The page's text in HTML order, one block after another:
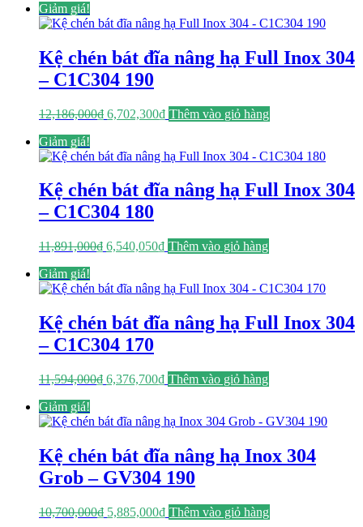
13,110,000₫.
là:
Giảm giá!
Kệ chén bát đĩa nâng hạ Full Inox 304
– C1C304 190
12,186,000₫ Giá
12,186,000₫.
6,702,300₫Giá
là:
Thêm vào giỏ hàng
Giảm giá!
Kệ chén bát đĩa nâng hạ Full Inox 304
– C1C304 180
11,891,000₫ Giá
11,891,000₫.
6,540,050₫Giá
là:
Thêm vào giỏ hàng
Giảm giá!
Kệ chén bát đĩa nâng hạ Full Inox 304
– C1C304 170
11,594,000₫ Giá
11,594,000₫.
6,376,700₫Giá
là:
Thêm vào giỏ hàng
Giảm giá!
Kệ chén bát đĩa nâng hạ Inox 304
Grob – GV304 190
10,700,000₫ Giá
5,885,000₫Giá
Thêm vào giỏ hàng